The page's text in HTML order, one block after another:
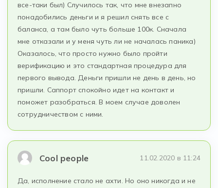
все-таки был) Случилось так, что мне внезапно
понадобились деньги и я решил снять все с
баланса, а там было чуть больше 100к. Сначала
мне отказали и у меня чуть ли не началась паника)
Оказалось, что просто нужно было пройти
верификацию и это стандартная процедура для
первого вывода. Деньги пришли не день в день, но
пришли. Саппорт спокойно идет на контакт и
поможет разобраться. В моем случае доволен
сотрудничеством с ними.
Cool people 11.02.2020 в 11:24
Да, исполнение стало не ахти. Но оно никогда и не